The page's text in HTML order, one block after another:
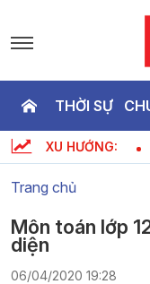
THỜI SỰ
XU HƯỚNG:
Cuộc sống thường
ngày 06-08-2026
Trang chủ
Môn toán lớp
diện
06/04/2020 19:28